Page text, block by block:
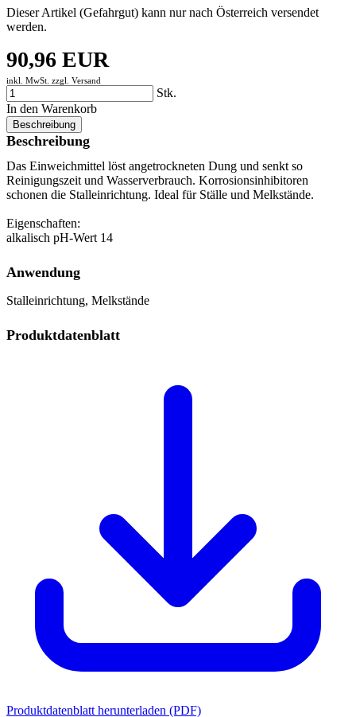
Dieser Artikel (Gefahrgut) kann nur nach Österreich versendet
werden.
90,96 EUR
inkl. MwSt. zzgl. Versand
Stk.
In den Warenkorb
Beschreibung
Beschreibung
Das Einweichmittel löst angetrockneten Dung und senkt so
Reinigungszeit und Wasserverbrauch. Korrosionsinhibitoren
schonen die Stalleinrichtung. Ideal für Ställe und Melkstände.
Eigenschaften:
alkalisch pH-Wert 14
Anwendung
Stalleinrichtung, Melkstände
Produktdatenblatt
Produktdatenblatt herunterladen (PDF)